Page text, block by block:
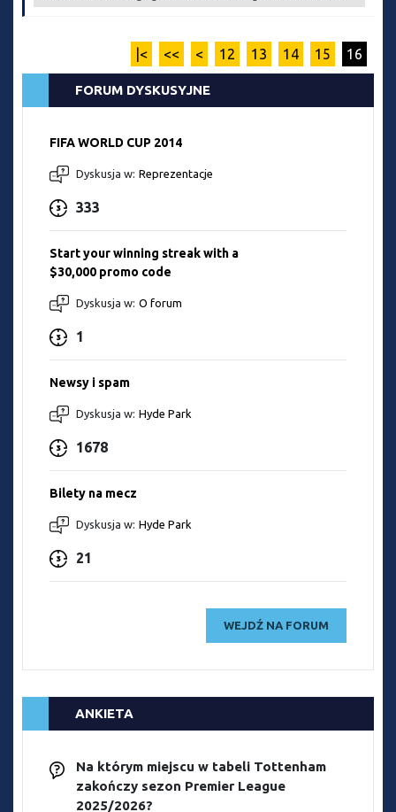
|< << < 12 13 14 15 16
FORUM DYSKUSYJNE
FIFA WORLD CUP 2014
Dyskusja w: Reprezentacje
333
Start your winning streak with a
$30,000 promo code
Dyskusja w: O forum
1
Newsy i spam
Dyskusja w: Hyde Park
1678
Bilety na mecz
Dyskusja w: Hyde Park
21
WEJDŹ NA FORUM
ANKIETA
Na którym miejscu w tabeli Tottenham
zakończy sezon Premier League
2025/2026?